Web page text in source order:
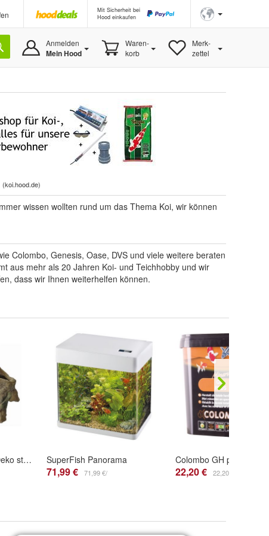
Mit Sicherheit bei
Hood einkaufen
Anmelden
Mein Hood
Waren-
korb
Merk-
zettel
(koi.hood.de)
wissen wollten rund um das Thema Koi, wir können
Colombo, Genesis, Oase, DVS und viele weitere beraten
aus mehr als 20 Jahren Koi- und Teichhobby und wir
dass wir Ihnen weiterhelfen können.
Superfish Aquarium Deko stehende Wurzel Größe M 17x12,5x14 cm SuperFish Panorama
71,99 € 71,99 €/ 22,20 € 22,20 €/